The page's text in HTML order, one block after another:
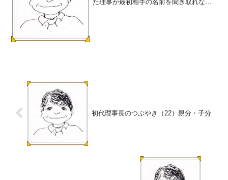
た理事が最初相手の名前を聞き取れなか
初代理事長のつぶやき（22）親分・子分